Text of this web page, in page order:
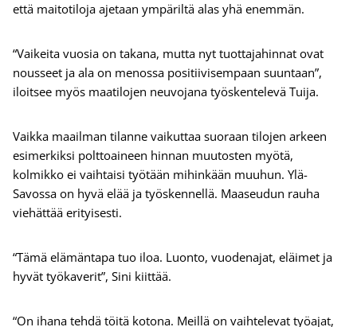
että maitotiloja ajetaan ympäriltä alas yhä enemmän.
“Vaikeita vuosia on takana, mutta nyt tuottajahinnat ovat
nousseet ja ala on menossa positiivisempaan suuntaan”,
iloitsee myös maatilojen neuvojana työskentelevä Tuija.
Vaikka maailman tilanne vaikuttaa suoraan tilojen arkeen
esimerkiksi polttoaineen hinnan muutosten myötä,
kolmikko ei vaihtaisi työtään mihinkään muuhun. Ylä-
Savossa on hyvä elää ja työskennellä. Maaseudun rauha
viehättää erityisesti.
“Tämä elämäntapa tuo iloa. Luonto, vuodenajat, eläimet ja
hyvät työkaverit”, Sini kiittää.
“On ihana tehdä töitä kotona. Meillä on vaihtelevat työajat,